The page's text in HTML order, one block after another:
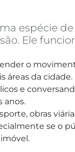
espécie
Ele
o
áreas da cidade.
e
anos.
obras
se o